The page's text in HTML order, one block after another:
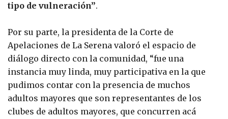
tipo de vulneración”.
Por su parte, la presidenta de la Corte de
Apelaciones de La Serena valoró el espacio de
diálogo directo con la comunidad, “fue una
instancia muy linda, muy participativa en la que
pudimos contar con la presencia de muchos
adultos mayores que son representantes de los
clubes de adultos mayores, que concurren acá